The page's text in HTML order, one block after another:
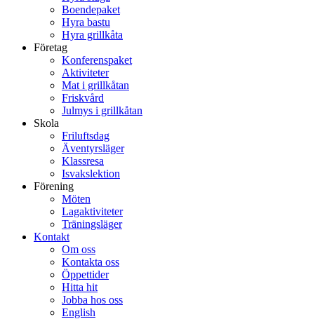
Boendepaket
Hyra bastu
Hyra grillkåta
Företag
Konferenspaket
Aktiviteter
Mat i grillkåtan
Friskvård
Julmys i grillkåtan
Skola
Friluftsdag
Äventyrsläger
Klassresa
Isvakslektion
Förening
Möten
Lagaktiviteter
Träningsläger
Kontakt
Om oss
Kontakta oss
Öppettider
Hitta hit
Jobba hos oss
English